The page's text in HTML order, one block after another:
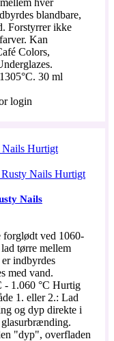
hver
blandbare,
Forstyrrer ikke
Kan
Colors,
30 ml
login
Hurtigt
Hurtigt
Nails
forglødt ved 1060-
tørre mellem
indbyrdes
med vand.
- 1.060 °C Hurtig
1. eller 2.: Lad
og dyp direkte i
glasurbrænding.
"dyp", overfladen